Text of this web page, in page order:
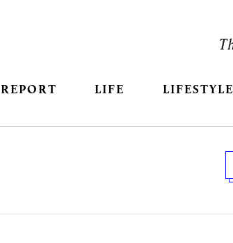
REPORT LIFE LIFESTYLE